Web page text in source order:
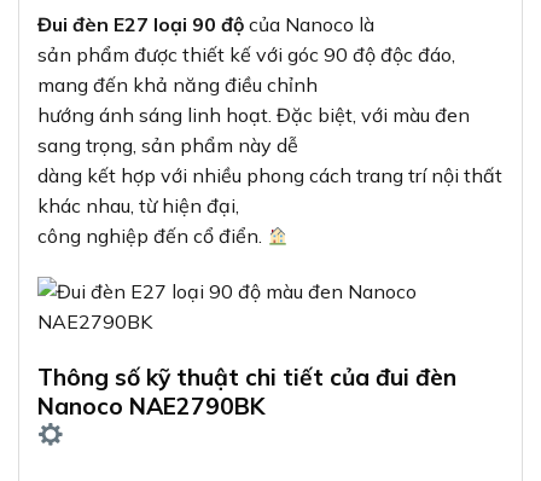
Đui đèn E27 loại 90 độ của Nanoco là
sản phẩm được thiết kế với góc 90 độ độc đáo,
mang đến khả năng điều chỉnh
hướng ánh sáng linh hoạt. Đặc biệt, với màu đen
sang trọng, sản phẩm này dễ
dàng kết hợp với nhiều phong cách trang trí nội thất
khác nhau, từ hiện đại,
công nghiệp đến cổ điển.
Thông số kỹ thuật chi tiết của đui đèn
Nanoco NAE2790BK